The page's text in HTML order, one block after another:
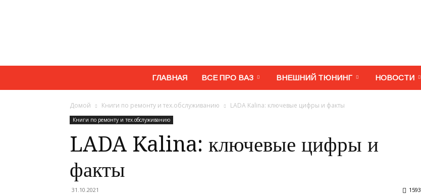
МегаВАЗ.
ГЛАВНАЯ ВСЕ ПРО ВАЗ ВНЕШНИЙ ТЮНИНГ НОВОСТИ
Домой Книги по ремонту и тех.обслуживанию LADA Kalina: ключевые цифры и факты
Книги по ремонту и тех.обслуживанию
LADA Kalina: ключевые цифры и
факты
31.10.2021 1593